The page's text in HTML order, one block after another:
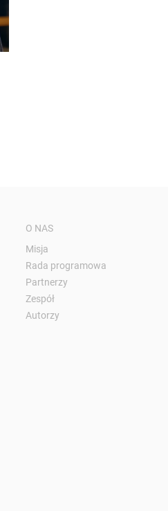
O NAS
Misja
Rada programowa
Partnerzy
Zespół
Autorzy